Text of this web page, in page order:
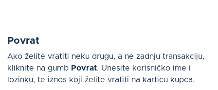
Povrat
Ako želite vratiti neku drugu, a ne zadnju transakciju,
kliknite na gumb Povrat. Unesite korisničko ime i
lozinku, te iznos koji želite vratiti na karticu kupca.